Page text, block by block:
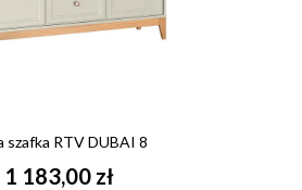
szafka RTV DUBAI 8
1 183,00 zł